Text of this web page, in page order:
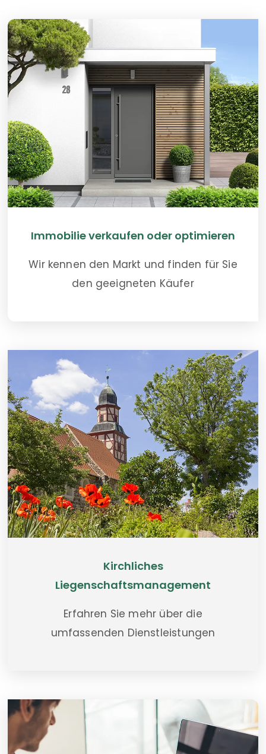
Immobilie verkaufen oder optimieren
Wir kennen den Markt und finden für Sie
den geeigneten Käufer
Kirchliches
Liegenschaftsmanagement
Erfahren Sie mehr über die
umfassenden Dienstleistungen